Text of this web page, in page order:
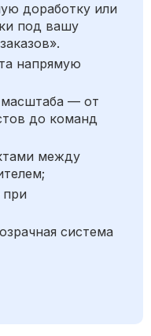
доработку или
под вашу
напрямую
— от
до команд
между
при
система